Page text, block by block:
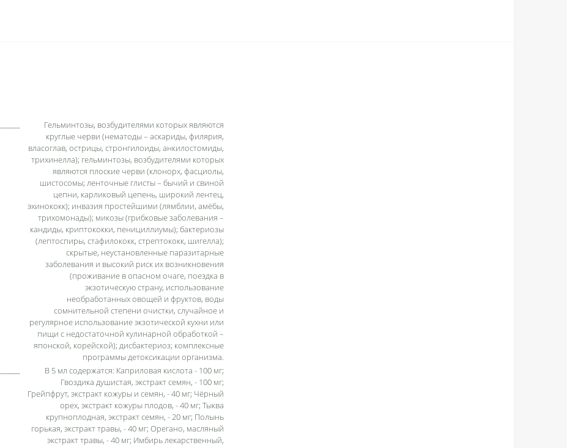
Гельминтозы, возбудителями которых являются
круглые черви (нематоды – аскариды, филярия,
власоглав, острицы, стронгилоиды, анкилостомиды,
трихинелла); гельминтозы, возбудителями которых
являются плоские черви (клонорх, фасциолы,
шистосомы; ленточные глисты – бычий и свиной
цепни, карликовый цепень, широкий лентец,
эхинококк); инвазия простейшими (лямблии, амёбы,
трихомонады); микозы (грибковые заболевания –
кандиды, криптококки, пенициллиумы); бактериозы
(лептоспиры, стафилококк, стрептококк, шигелла);
скрытые, неустановленные паразитарные
заболевания и высокий риск их возникновения
(проживание в опасном очаге, поездка в
экзотическую страну, использование
необработанных овощей и фруктов, воды
сомнительной степени очистки, случайное и
регулярное использование экзотической кухни или
пищи с недостаточной кулинарной обработкой –
японской, корейской); дисбактериоз; комплексные
программы детоксикации организма.
В 5 мл содержатся: Каприловая кислота - 100 мг;
Гвоздика душистая, экстракт семян, - 100 мг;
Грейпфрут, экстракт кожуры и семян, - 40 мг; Чёрный
орех, экстракт кожуры плодов, - 40 мг; Тыква
крупноплодная, экстракт семян, - 20 мг; Полынь
горькая, экстракт травы, - 40 мг; Орегано, масляный
экстракт травы, - 40 мг; Имбирь лекарственный,